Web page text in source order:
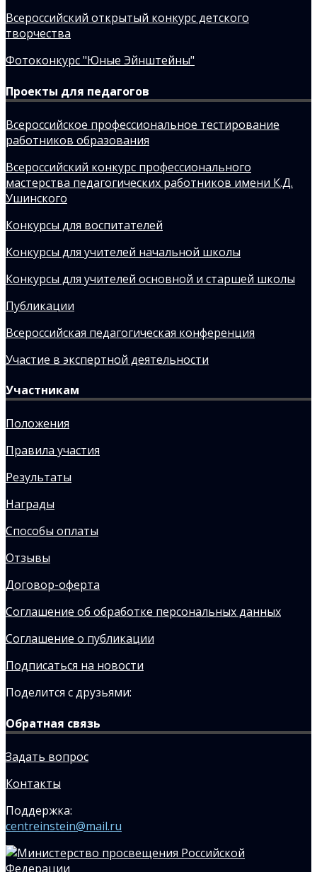
Всероссийский открытый конкурс детского
творчества
Фотоконкурс "Юные Эйнштейны"
Проекты для педагогов
Всероссийское профессиональное тестирование
работников образования
Всероссийский конкурс профессионального
мастерства педагогических работников имени К.Д.
Ушинского
Конкурсы для воспитателей
Конкурсы для учителей начальной школы
Конкурсы для учителей основной и старшей школы
Публикации
Всероссийская педагогическая конференция
Участие в экспертной деятельности
Участникам
Положения
Правила участия
Результаты
Награды
Способы оплаты
Отзывы
Договор-оферта
Соглашение об обработке персональных данных
Соглашение о публикации
Подписаться на новости
Поделится с друзьями:
Обратная связь
Задать вопрос
Контакты
Поддержка:
centreinstein@mail.ru